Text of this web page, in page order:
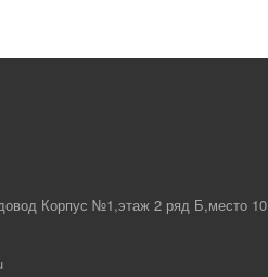
Корпус №1,этаж 2 ряд Б,место 10